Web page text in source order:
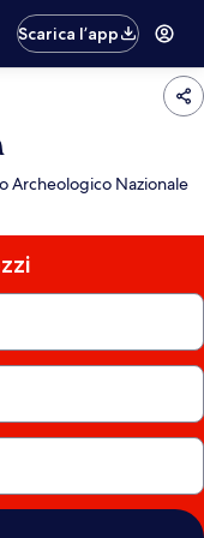
Scarica l’app
Archeologico Nazionale